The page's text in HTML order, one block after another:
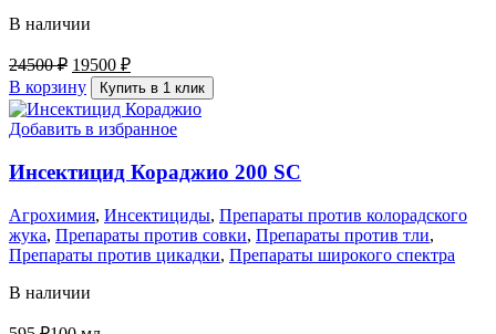
В наличии
24500₽ 19500 ₽
В корзину
Купить в 1 клик
Добавить в избранное
Инсектицид Кораджио 200 SC
Агрохимия, Инсектициды, Препараты против колорадского
жука, Препараты против совки, Препараты против тли,
Препараты против цикадки, Препараты широкого спектра
В наличии